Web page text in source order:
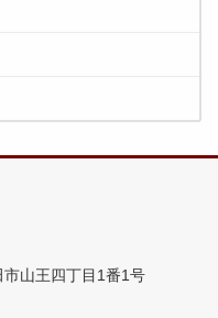
山王四丁目1番1号